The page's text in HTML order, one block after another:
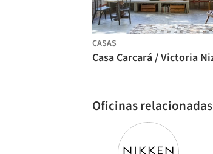
CASAS
Oficinas relacionadas